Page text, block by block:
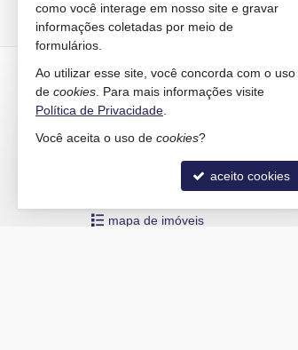
KAIRÓS IMÓVEIS
Rua 1121, 100
Balneário Camboriú /
indicadores financeiros
mapa de imóveis
como você interage em nosso site e gravar
informações coletadas por meio de
formulários.
Ao utilizar esse site, você concorda com o uso
de cookies . Para mais informações visite
Política de Privacidade
Você aceita o uso de cookies?
aceito cookies